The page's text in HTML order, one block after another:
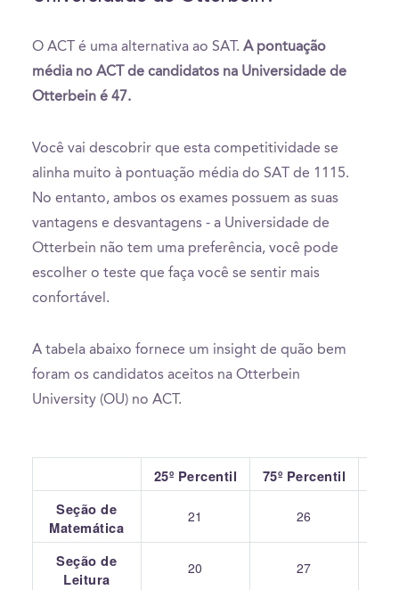
O ACT é uma alternativa ao SAT. A pontuação
média no ACT de candidatos na Universidade de
Otterbein é 47.
Você vai descobrir que esta competitividade se
alinha muito à pontuação média do SAT de 1115.
No entanto, ambos os exames possuem as suas
vantagens e desvantagens - a Universidade de
Otterbein não tem uma preferência, você pode
escolher o teste que faça você se sentir mais
confortável.
A tabela abaixo fornece um insight de quão bem
foram os candidatos aceitos na Otterbein
University (OU) no ACT.
25º Percentil 75º Percentil
Seção de
Matemática
21 26
Seção de
Leitura
20 27